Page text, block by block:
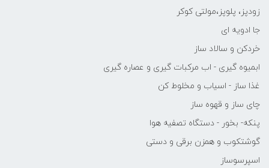
زودپز، پلوپز،مولتی کوکر
جا ادویه ای
خردکن و سالاد ساز
ابمیوه گیری - اب مرکبات گیری و عصاره گیری
غذا ساز - اسیاب و مخلوط کن
چای ساز و قهوه ساز
پنکه- بخور - دستگاه تصفیه هوا
گوشتکوب و همزن برقی و دستی
اسپرسوساز